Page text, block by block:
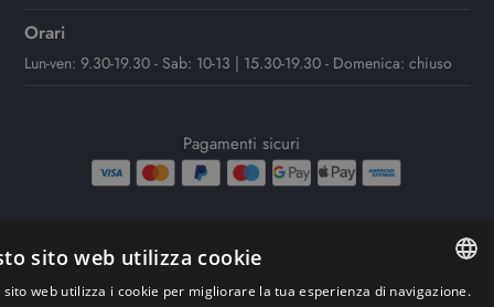
Orari
Lun-ven: 9.30-19.30 - Sab: 10-13 | 15.30-19.30 - Domenica: chiuso
Pagamenti sicuri
Copyright© Rework Labs S.r.l – Powered by Rework-Labs
sito web utilizza cookie
sito web utilizza i cookie per migliorare la tua esperienza di navigazione.